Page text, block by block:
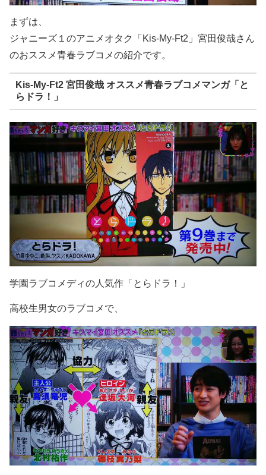
まずは、
ジャニーズ１のアニメオタク「Kis-My-Ft2」宮田俊哉さん
のおススメ青春ラブコメの紹介です。
Kis-My-Ft2 宮田俊哉 オススメ青春ラブコメマンガ「と
らドラ！」
学園ラブコメディの人気作「とらドラ！」
高校生男女のラブコメで、